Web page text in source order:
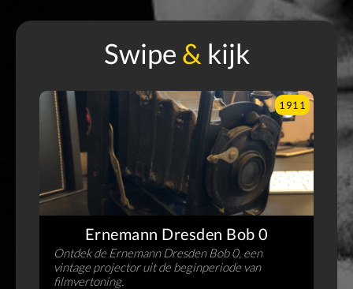
Swipe & kijk
1911
Ernemann Dresden Bob 0
Ontdek de Ernemann Dresden Bob 0, een
vintage projector uit de beginperiode van
filmvertoning.